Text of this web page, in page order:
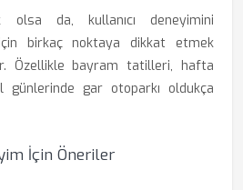
da, kullanıcı deneyimini
birkaç noktaya dikkat etmek
Özellikle bayram tatilleri, hafta
gar otoparkı oldukça
İçin Öneriler